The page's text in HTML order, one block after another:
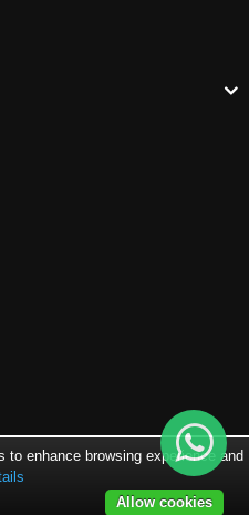
enhance browsing experience and
Allow cookies